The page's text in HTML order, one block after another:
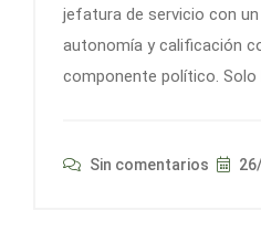
jefatura de servicio con
autonomía y calificación
componente político. Solo
Sin comentarios